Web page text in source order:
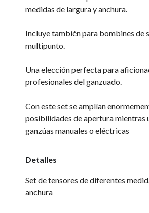
medidas de largura y anchura.
Incluye también para bombines de
multipunto.
Una elección perfecta para
profesionales del ganzuado.
Con este set se amplían
posibilidades de apertura mientras
ganzúas manuales o eléctricas
Detalles
Set de tensores de diferentes
anchura